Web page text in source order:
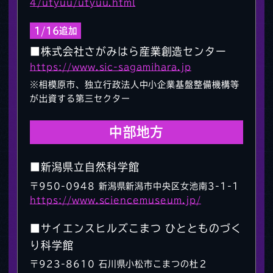
4/utyuu/utyuu.html
1/16追加
■株式会社さがみはら産業創造センター
https://www.sic-sagamihara.jp
※相模原市、独立行政法人中小企業基盤整備機構等
が出資する第三セクター
中部地方
■新潟県立自然科学館
〒950-0948 新潟県新潟市中央区女池南3-1-1
https://www.sciencemuseum.jp/
■サイエンスヒルズこまつ ひととものづく
り科学館
〒923-8610 石川県小松市こまつの杜２